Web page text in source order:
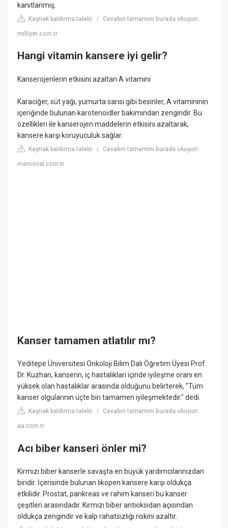
kanıtlanmış.
Kaynak kaldırma talebi |Cevabın tamamını burada okuyun:
milliyet.com.tr
Hangi vitamin kansere iyi gelir?
Kanserojenlerin etkisini azaltan A vitamini
Karaciğer, süt yağı, yumurta sarısı gibi besinler, A vitamininin
içeriğinde bulunan karotenoidler bakımından zengindir. Bu
özellikleri ile kanserojen maddelerin etkisini azaltarak,
kansere karşı koruyuculuk sağlar.
Kaynak kaldırma talebi |Cevabın tamamını burada okuyun:
memorial.com.tr
Kanser tamamen atlatılır mı?
Yeditepe Üniversitesi Onkoloji Bilim Dalı Öğretim Üyesi Prof.
Dr. Kuzhan​​​​​​​, kanserin, iç hastalıkları içinde iyileşme oranı en
yüksek olan hastalıklar arasında olduğunu belirterek, "Tüm
kanser olgularının üçte biri tamamen iyileşmektedir." dedi.
Kaynak kaldırma talebi |Cevabın tamamını burada okuyun:
aa.com.tr
Acı biber kanseri önler mi?
Kırmızı biber kanserle savaşta en büyük yardımcılarınızdan
biridir. İçerisinde bulunan likopen kansere karşı oldukça
etkilidir. Prostat, pankreas ve rahim kanseri bu kanser
çeşitleri arasındadır. Kırmızı biber antioksidan açısından
oldukça zengindir ve kalp rahatsızlığı riskini azaltır.